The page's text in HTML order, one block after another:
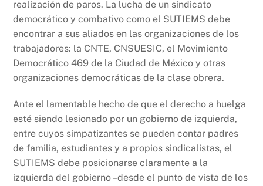
realización de paros. La lucha de un sindicato
democrático y combativo como el SUTIEMS debe
encontrar a sus aliados en las organizaciones de los
trabajadores: la CNTE, CNSUESIC, el Movimiento
Democrático 469 de la Ciudad de México y otras
organizaciones democráticas de la clase obrera.
Ante el lamentable hecho de que el derecho a huelga
esté siendo lesionado por un gobierno de izquierda,
entre cuyos simpatizantes se pueden contar padres
de familia, estudiantes y a propios sindicalistas, el
SUTIEMS debe posicionarse claramente a la
izquierda del gobierno –desde el punto de vista de los